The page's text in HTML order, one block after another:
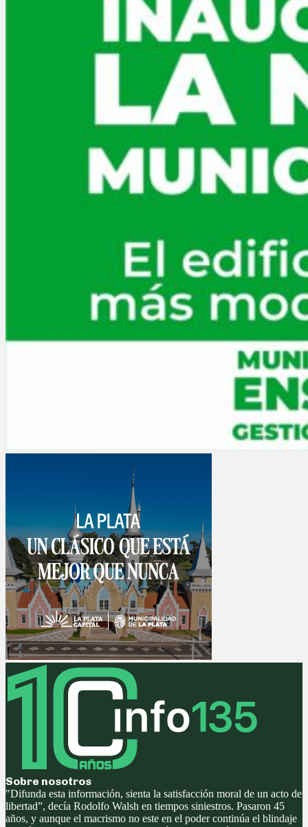
Sobre nosotros
"Difunda esta información, sienta la satisfacción moral de un acto de
libertad”, decía Rodolfo Walsh en tiempos siniestros. Pasaron 45
años, y aunque el macrismo no este en el poder continúa el blindaje